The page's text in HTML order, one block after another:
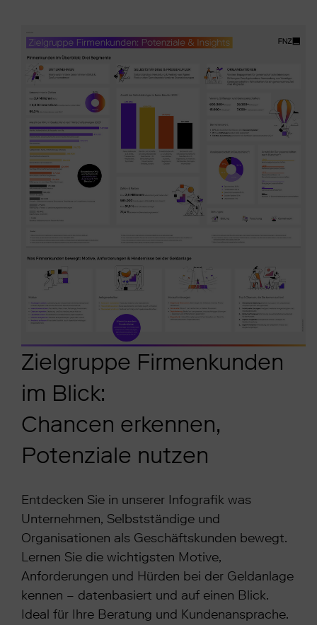
Zielgruppe Firmenkunden
im Blick:
Chancen erkennen,
Potenziale nutzen
Entdecken Sie in unserer Infografik was
Unternehmen, Selbstständige und
Organisationen als Geschäftskunden bewegt.
Lernen Sie die wichtigsten Motive,
Anforderungen und Hürden bei der Geldanlage
kennen – datenbasiert und auf einen Blick.
Ideal für Ihre Beratung und Kundenansprache.